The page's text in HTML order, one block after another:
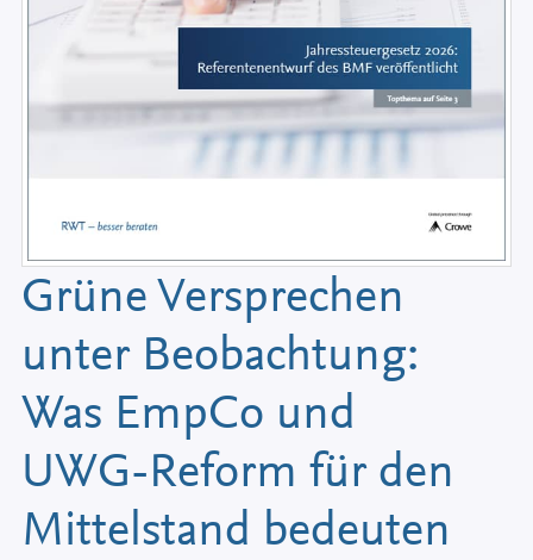
Grüne Versprechen
unter Beobachtung:
Was EmpCo und
UWG-Reform für den
Mittelstand bedeuten